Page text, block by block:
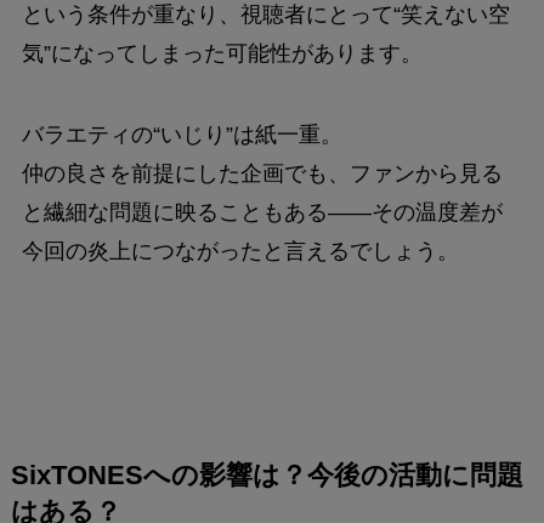
という条件が重なり、視聴者にとって“笑えない空
気”になってしまった可能性があります。
バラエティの“いじり”は紙一重。
仲の良さを前提にした企画でも、ファンから見る
と繊細な問題に映ることもある――その温度差が
今回の炎上につながったと言えるでしょう。
SixTONESへの影響は？今後の活動に問題
はある？